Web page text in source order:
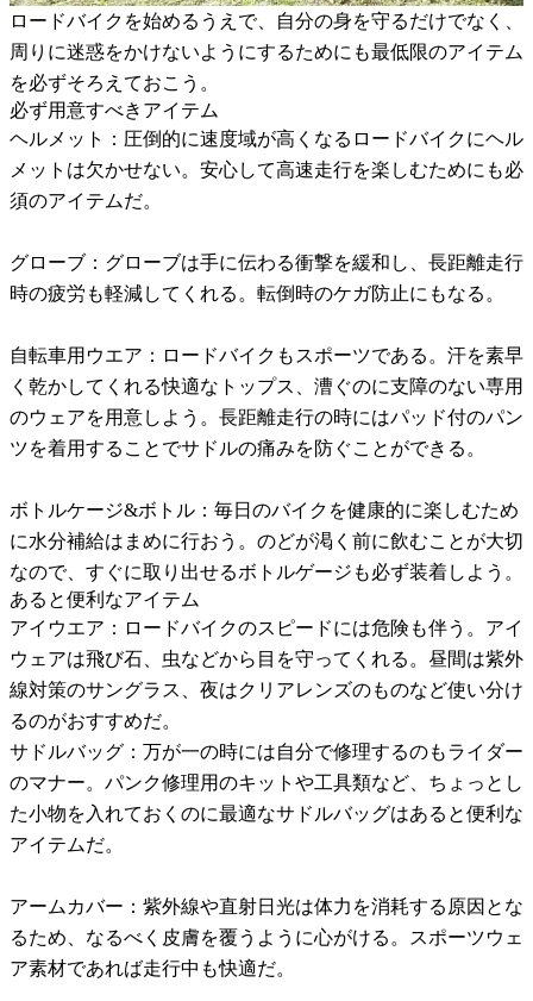
ロードバイクを始めるうえで、自分の身を守るだけでなく、
周りに迷惑をかけないようにするためにも最低限のアイテム
を必ずそろえておこう。
必ず用意すべきアイテム
ヘルメット：圧倒的に速度域が高くなるロードバイクにヘル
メットは欠かせない。安心して高速走行を楽しむためにも必
須のアイテムだ。
グローブ：グローブは手に伝わる衝撃を緩和し、長距離走行
時の疲労も軽減してくれる。転倒時のケガ防止にもなる。
自転車用ウエア：ロードバイクもスポーツである。汗を素早
く乾かしてくれる快適なトップス、漕ぐのに支障のない専用
のウェアを用意しよう。長距離走行の時にはパッド付のパン
ツを着用することでサドルの痛みを防ぐことができる。
ボトルケージ&ボトル：毎日のバイクを健康的に楽しむため
に水分補給はまめに行おう。のどが渇く前に飲むことが大切
なので、すぐに取り出せるボトルゲージも必ず装着しよう。
あると便利なアイテム
アイウエア：ロードバイクのスピードには危険も伴う。アイ
ウェアは飛び石、虫などから目を守ってくれる。昼間は紫外
線対策のサングラス、夜はクリアレンズのものなど使い分け
るのがおすすめだ。
サドルバッグ：万が一の時には自分で修理するのもライダー
のマナー。パンク修理用のキットや工具類など、ちょっとし
た小物を入れておくのに最適なサドルバッグはあると便利な
アイテムだ。
アームカバー：紫外線や直射日光は体力を消耗する原因とな
るため、なるべく皮膚を覆うように心がける。スポーツウェ
ア素材であれば走行中も快適だ。